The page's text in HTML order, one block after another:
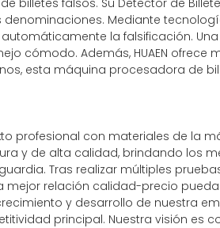
Mediante
la falsificación.
cómodo. Además, HUAEN
esta máquina procesadora de
profesional con materiales de la
y de alta calidad, brindando los
Tras realizar múltiples
relación calidad-precio
y desarrollo de nuestra
principal. Nuestra visión es